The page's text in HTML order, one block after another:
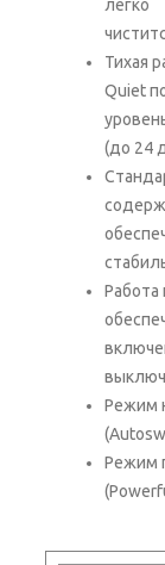
легко
Тихая
Quiet
(до 24
Работа
Режим
Режим